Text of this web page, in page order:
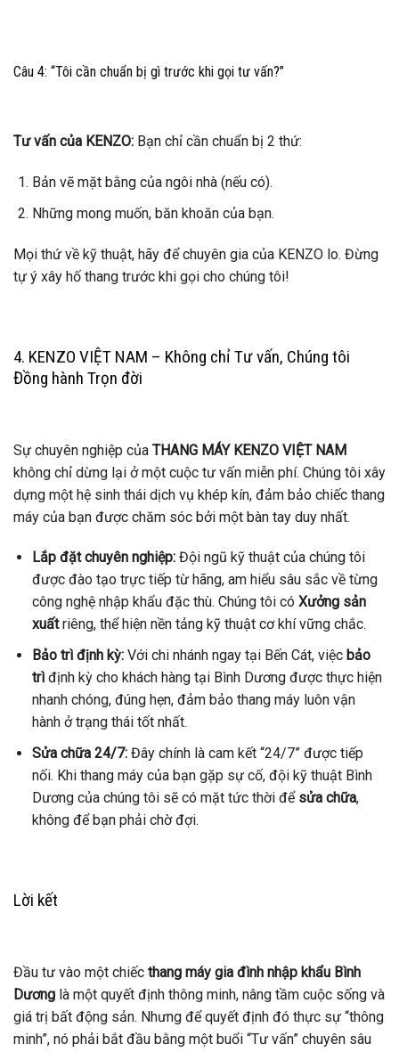
Câu 4: “Tôi cần chuẩn bị gì trước khi gọi tư vấn?”
Tư vấn của KENZO: Bạn chỉ cần chuẩn bị 2 thứ:
Bản vẽ mặt bằng của ngôi nhà (nếu có).
Những mong muốn, băn khoăn của bạn.
Mọi thứ về kỹ thuật, hãy để chuyên gia của KENZO lo. Đừng
tự ý xây hố thang trước khi gọi cho chúng tôi!
4. KENZO VIỆT NAM – Không chỉ Tư vấn, Chúng tôi
Đồng hành Trọn đời
Sự chuyên nghiệp của THANG MÁY KENZO VIỆT NAM
không chỉ dừng lại ở một cuộc tư vấn miễn phí. Chúng tôi xây
dựng một hệ sinh thái dịch vụ khép kín, đảm bảo chiếc thang
máy của bạn được chăm sóc bởi một bàn tay duy nhất.
Lắp đặt chuyên nghiệp:Đội ngũ kỹ thuật của chúng tôi
được đào tạo trực tiếp từ hãng, am hiểu sâu sắc về từng
công nghệ nhập khẩu đặc thù. Chúng tôi có Xưởng sản
xuấtriêng, thể hiện nền tảng kỹ thuật cơ khí vững chắc.
Bảo trì định kỳ:Với chi nhánh ngay tại Bến Cát, việc bảo
trìđịnh kỳ cho khách hàng tại Bình Dương được thực hiện
nhanh chóng, đúng hẹn, đảm bảo thang máy luôn vận
hành ở trạng thái tốt nhất.
Sửa chữa 24/7:Đây chính là cam kết “24/7” được tiếp
nối. Khi thang máy của bạn gặp sự cố, đội kỹ thuật Bình
Dương của chúng tôi sẽ có mặt tức thời để sửa chữa,
không để bạn phải chờ đợi.
Lời kết
Đầu tư vào một chiếc thang máy gia đình nhập khẩu Bình
Dương là một quyết định thông minh, nâng tầm cuộc sống và
giá trị bất động sản. Nhưng để quyết định đó thực sự “thông
minh”, nó phải bắt đầu bằng một buổi “Tư vấn” chuyên sâu